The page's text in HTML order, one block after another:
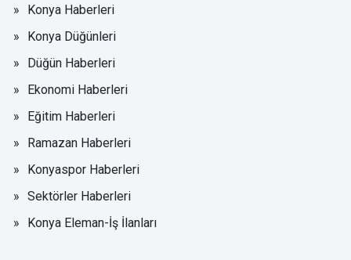
Konya Haberleri
Konya Düğünleri
Düğün Haberleri
Ekonomi Haberleri
Eğitim Haberleri
Ramazan Haberleri
Konyaspor Haberleri
Sektörler Haberleri
Konya Eleman-İş İlanları